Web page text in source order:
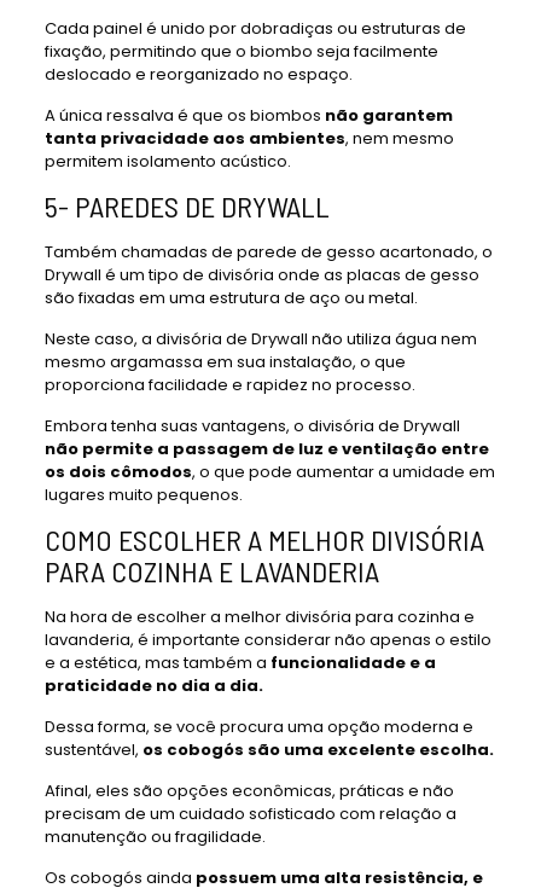
Cada painel é unido por dobradiças ou estruturas de
fixação, permitindo que o biombo seja facilmente
deslocado e reorganizado no espaço.
A única ressalva é que os biombos não garantem
tanta privacidade aos ambientes, nem mesmo
permitem isolamento acústico.
5- PAREDES DE DRYWALL
Também chamadas de parede de gesso acartonado, o
Drywall é um tipo de divisória onde as placas de gesso
são fixadas em uma estrutura de aço ou metal.
Neste caso, a divisória de Drywall não utiliza água nem
mesmo argamassa em sua instalação, o que
proporciona facilidade e rapidez no processo.
Embora tenha suas vantagens, o divisória de Drywall
não permite a passagem de luz e ventilação entre
os dois cômodos, o que pode aumentar a umidade em
lugares muito pequenos.
COMO ESCOLHER A MELHOR DIVISÓRIA
PARA COZINHA E LAVANDERIA
Na hora de escolher a melhor divisória para cozinha e
lavanderia, é importante considerar não apenas o estilo
e a estética, mas também a funcionalidade e a
praticidade no dia a dia.
Dessa forma, se você procura uma opção moderna e
sustentável, os cobogós são uma excelente escolha.
Afinal, eles são opções econômicas, práticas e não
precisam de um cuidado sofisticado com relação a
manutenção ou fragilidade.
Os cobogós ainda possuem uma alta resistência, e